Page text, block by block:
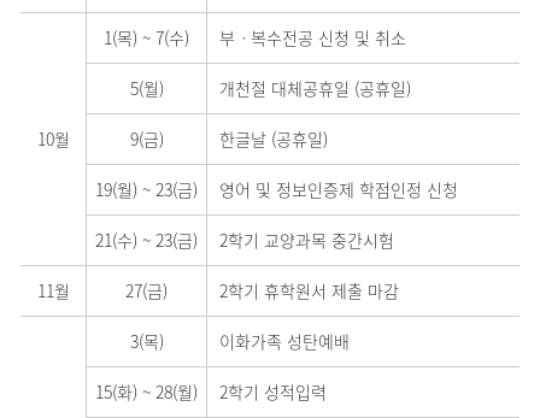
10월
1(목) ~ 7(수) 부ㆍ복수전공 신청 및 취소
5(월) 개천절 대체공휴일 (공휴일)
9(금) 한글날 (공휴일)
19(월) ~ 23(금) 영어 및 정보인증제 학점인정 신청
21(수) ~ 23(금) 2학기 교양과목 중간시험
11월 27(금) 2학기 휴학원서 제출 마감
3(목) 이화가족 성탄예배
15(화) ~ 28(월) 2학기 성적입력